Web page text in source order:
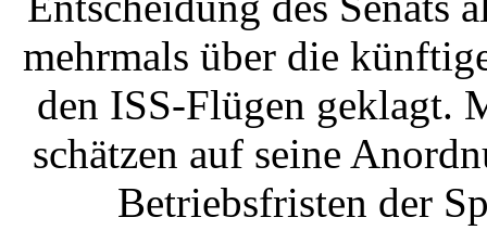
mehrmals über die
den ISS-Flügen geklagt.
schätzen auf seine
Betriebsfristen der